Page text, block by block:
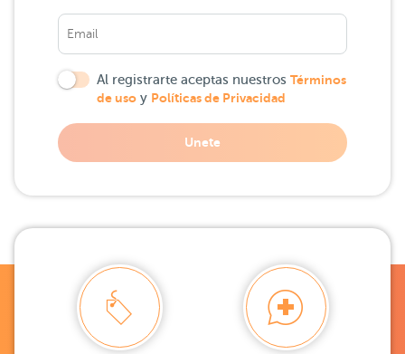
Al registrarte aceptas nuestros Términos
de uso y Políticas de Privacidad
Unete